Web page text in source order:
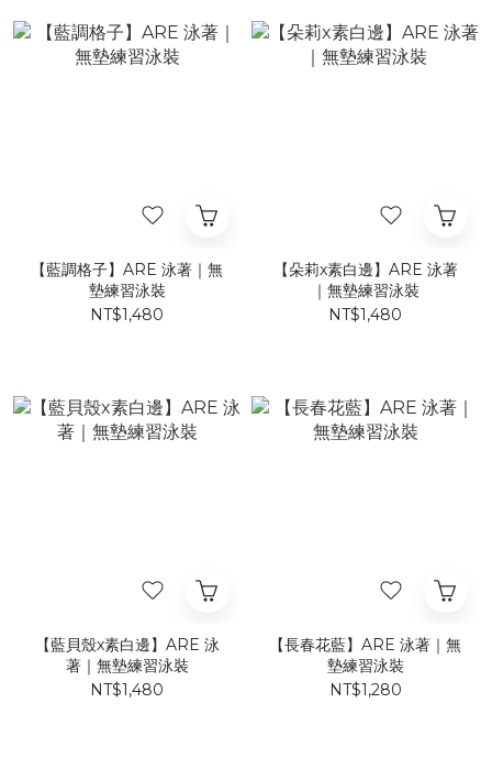
【藍調格子】ARE 泳著｜無
墊練習泳裝
NT$1,480
【朵莉x素白邊】ARE 泳著
｜無墊練習泳裝
NT$1,480
【藍貝殼x素白邊】ARE 泳
著｜無墊練習泳裝
NT$1,480
【長春花藍】ARE 泳著｜無
墊練習泳裝
NT$1,280